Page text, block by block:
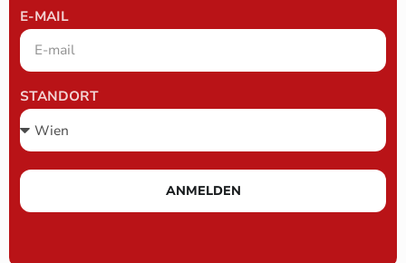
E-MAIL
STANDORT
ANMELDEN